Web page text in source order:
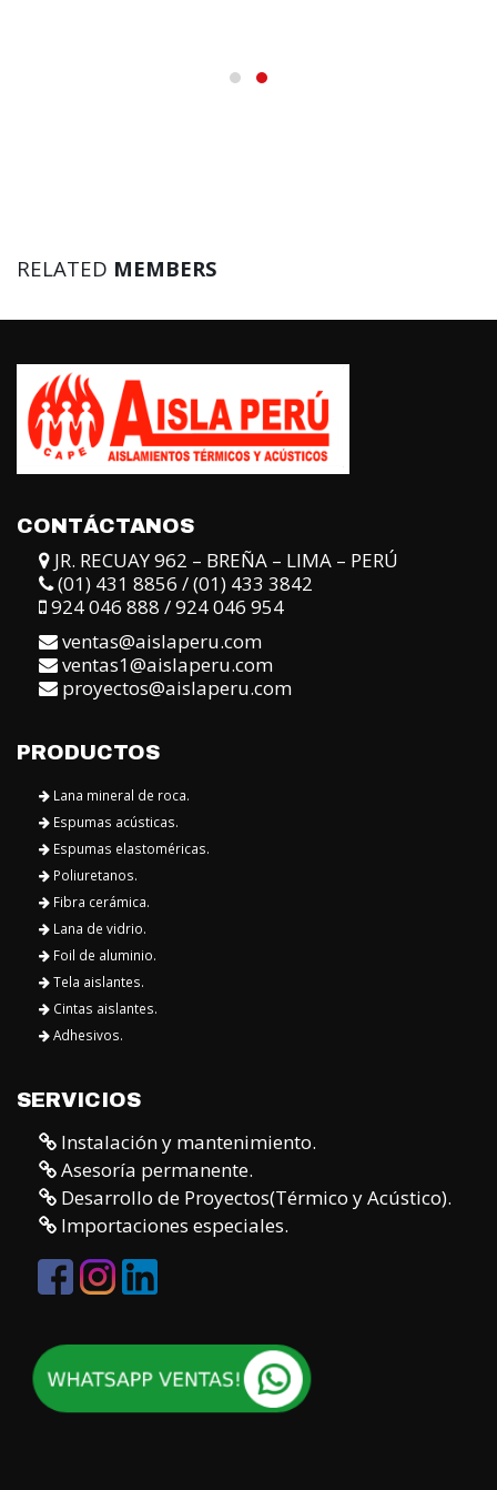
RELATED MEMBERS
CONTÁCTANOS
JR. RECUAY 962 – BREÑA – LIMA – PERÚ
(01) 431 8856 / (01) 433 3842
924 046 888 / 924 046 954
ventas@aislaperu.com
ventas1@aislaperu.com
proyectos@aislaperu.com
PRODUCTOS
Lana mineral de roca.
Espumas acústicas.
Espumas elastoméricas.
Poliuretanos.
Fibra cerámica.
Lana de vidrio.
Foil de aluminio.
Tela aislantes.
Cintas aislantes.
Adhesivos.
SERVICIOS
Instalación y mantenimiento.
Asesoría permanente.
Desarrollo de Proyectos(Térmico y Acústico).
Importaciones especiales.